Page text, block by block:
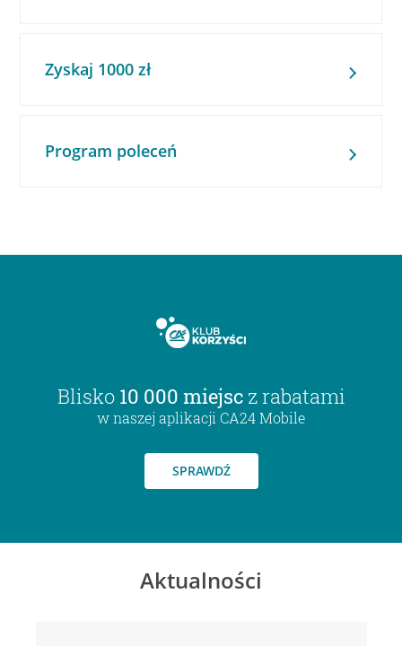
Zyskaj 1000 zł
Program poleceń
Blisko 10 000 miejsc z rabatami
w naszej aplikacji CA24 Mobile
SPRAWDŹ
Aktualności